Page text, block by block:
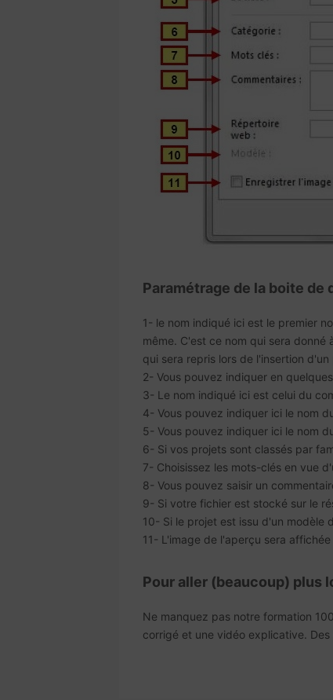
Paramétrage de la boite de
1- le nom indiqué ici est le premier
même. C'est ce nom qui sera
qui sera repris lors de l'insertion
2- Vous pouvez indiquer en
3- Le nom indiqué ici est celui du
4- Vous pouvez indiquer ici le nom
5- Vous pouvez indiquer ici le nom
6- Si vos projets sont classés par
7- Choisissez les mots-clés en vue
8- Vous pouvez saisir un
9- Si votre fichier est stocké sur le
10- Si le projet est issu d'un modèle
11- L'image de l'aperçu sera affichée
Pour aller (beaucoup) plus
Ne manquez pas notre formation
corrigé et une vidéo explicative.